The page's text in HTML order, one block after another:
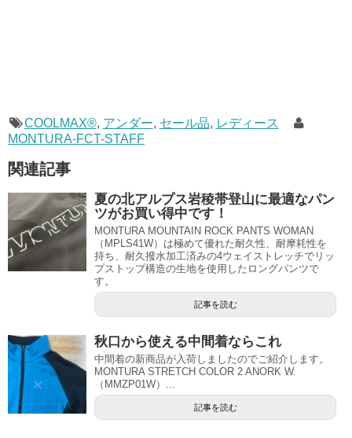
COOLMAX®, アンダー, セール品, レディース
MONTURA-FCT-STAFF
関連記事
夏の北アルプス岩稜帯登山に最適なパン
ツがお買い得中です！
MONTURA MOUNTAIN ROCK PANTS WOMAN
（MPLS41W）は極めて優れた耐久性、耐摩耗性を
持ち、耐久撥水加工済みの4ウェイストレッチでリッ
プストップ構造の生地を使用したロングパンツで
す。
記事を読む
秋口から使える中間着ならこれ
中間着の新商品が入荷しましたのでご紹介します。
MONTURA STRETCH COLOR 2 ANORK W.
（MMZP01W）...
記事を読む